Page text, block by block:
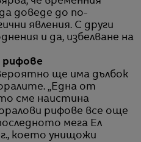
доведе до по-
явления. С други
и да, избелване на
рифове
ще има дълбок
„Една от
сме наистина
рифове все още
мега Ел
което унищожи